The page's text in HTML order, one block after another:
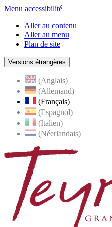
Menu accessibilité
Aller au contenu
Aller au menu
Plan de site
Versions étrangères
(Anglais)
(Allemand)
(Français)
(Espagnol)
(Italien)
(Néerlandais)